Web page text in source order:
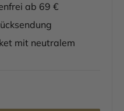
ab 69 €
mit neutralem